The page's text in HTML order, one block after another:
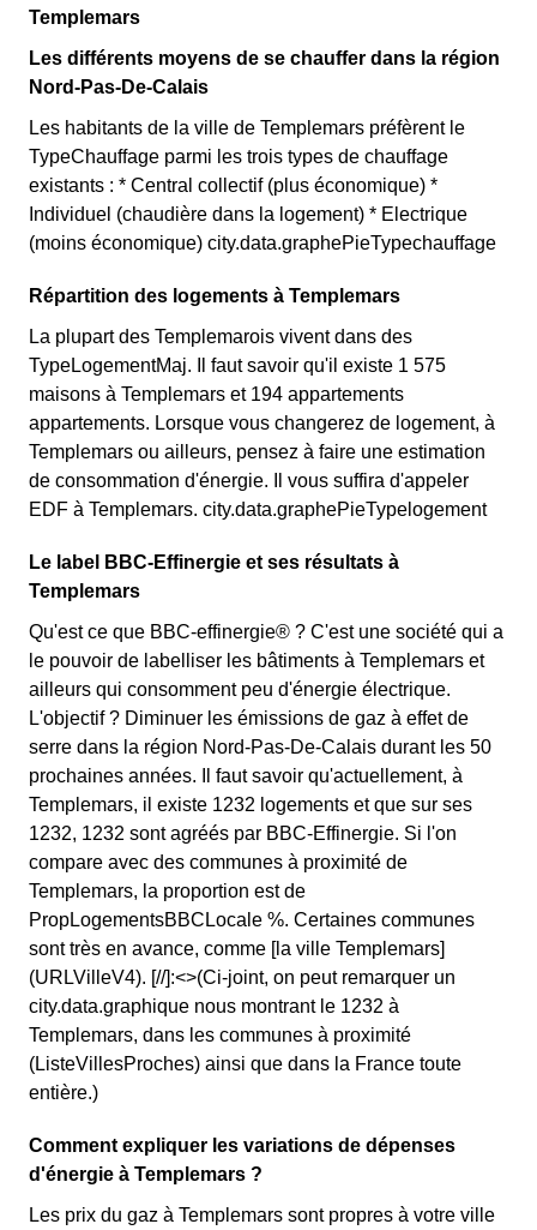
Templemars
Les différents moyens de se chauffer dans la région
Nord-Pas-De-Calais
Les habitants de la ville de Templemars préfèrent le
TypeChauffage parmi les trois types de chauffage
existants : * Central collectif (plus économique) *
Individuel (chaudière dans la logement) * Electrique
(moins économique) city.data.graphePieTypechauffage
Répartition des logements à Templemars
La plupart des Templemarois vivent dans des
TypeLogementMaj. Il faut savoir qu'il existe 1 575
maisons à Templemars et 194 appartements
appartements. Lorsque vous changerez de logement, à
Templemars ou ailleurs, pensez à faire une estimation
de consommation d'énergie. Il vous suffira d'appeler
EDF à Templemars. city.data.graphePieTypelogement
Le label BBC-Effinergie et ses résultats à
Templemars
Qu'est ce que BBC-effinergie® ? C'est une société qui a
le pouvoir de labelliser les bâtiments à Templemars et
ailleurs qui consomment peu d'énergie électrique.
L'objectif ? Diminuer les émissions de gaz à effet de
serre dans la région Nord-Pas-De-Calais durant les 50
prochaines années. Il faut savoir qu'actuellement, à
Templemars, il existe 1232 logements et que sur ses
1232, 1232 sont agréés par BBC-Effinergie. Si l'on
compare avec des communes à proximité de
Templemars, la proportion est de
PropLogementsBBCLocale %. Certaines communes
sont très en avance, comme [la ville Templemars]
(URLVilleV4). [//]:<>(Ci-joint, on peut remarquer un
city.data.graphique nous montrant le 1232 à
Templemars, dans les communes à proximité
(ListeVillesProches) ainsi que dans la France toute
entière.)
Comment expliquer les variations de dépenses
d'énergie à Templemars ?
Les prix du gaz à Templemars sont propres à votre ville